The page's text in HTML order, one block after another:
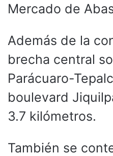
Mercado de
Además de la
brecha central
Parácuaro-
boulevard
3.7 kilómetros.
También se